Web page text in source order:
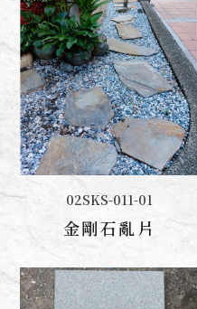
聯絡我們02SKS-011-01
金剛石亂片